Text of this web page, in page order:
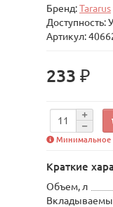
Бренд:Tararus
Доступность:
Артикул:
233 ₽
Минимальное
Краткие
Объем, л